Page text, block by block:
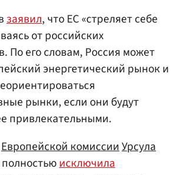
заявил, что ЕС «стреляет себе
от российских
По его словам, Россия может
энергетический рынок и
рынки, если они будут
привлекательными.
Европейской комиссииУрсула
полностьюисключила